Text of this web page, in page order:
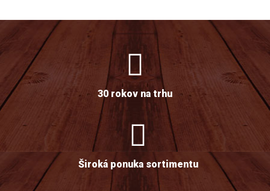
30 rokov na trhu
Široká ponuka sortimentu